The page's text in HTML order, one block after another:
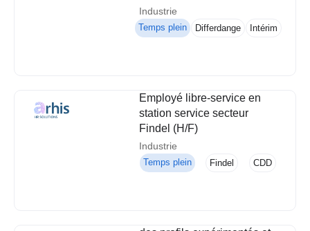
Industrie
Temps plein Differdange Intérim
Employé libre-service en
station service secteur
Findel (H/F)
Industrie
Temps plein Findel CDD